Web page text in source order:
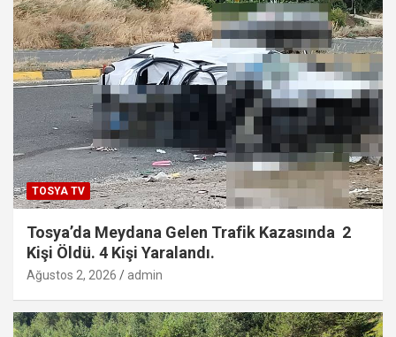
TOSYA TV
Tosya’da Meydana Gelen Trafik Kazasında 2
Kişi Öldü. 4 Kişi Yaralandı.
Ağustos 2, 2026 admin